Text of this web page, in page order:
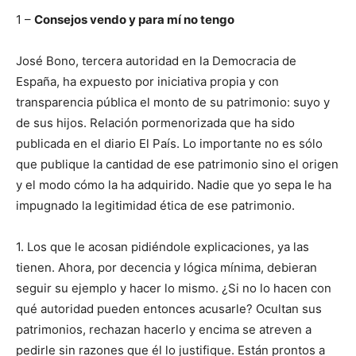
1 – Consejos vendo y para mí no tengo
José Bono, tercera autoridad en la Democracia de
España, ha expuesto por iniciativa propia y con
transparencia pública el monto de su patrimonio: suyo y
de sus hijos. Relación pormenorizada que ha sido
publicada en el diario El País. Lo importante no es sólo
que publique la cantidad de ese patrimonio sino el origen
y el modo cómo la ha adquirido. Nadie que yo sepa le ha
impugnado la legitimidad ética de ese patrimonio.
1. Los que le acosan pidiéndole explicaciones, ya las
tienen. Ahora, por decencia y lógica mínima, debieran
seguir su ejemplo y hacer lo mismo. ¿Si no lo hacen con
qué autoridad pueden entonces acusarle? Ocultan sus
patrimonios, rechazan hacerlo y encima se atreven a
pedirle sin razones que él lo justifique. Están prontos a